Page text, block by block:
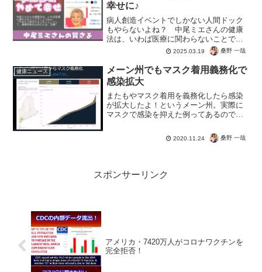
幸せに♪
病人創造イベントでしかない人間ドック
もやらないよね？ 中尾ミエさんの健康
法は、いわば医療に関わらないことでし
ょうねｗ「やめたら幸せになったこと」
として、健康診断を止めたとは。 正解！
早期発見という名目で、健康な人を病人
に仕立て上げるだけ。医...
2025.03.19 桑野 一哉
健康ニュース
メーン州でもマスク着用義務化で
感染拡大
またもやマスク着用を義務化したら感染
が拡大したよ！というメーン州。実際に
マスクで感染を抑えた例ってあるのでし
ルスを継続させたいがために、なんとか
して感染を維持しようとしてますよね。
2020.11.24 桑野 一哉
スポンサーリンク
アメリカ・7420万人がコロナワクチンを
完全拒否！